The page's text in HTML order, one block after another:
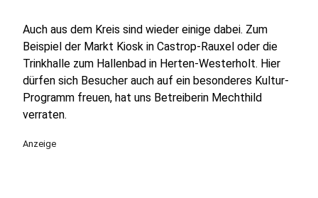
Auch aus dem Kreis sind wieder einige dabei. Zum
Beispiel der Markt Kiosk in Castrop-Rauxel oder die
Trinkhalle zum Hallenbad in Herten-Westerholt. Hier
dürfen sich Besucher auch auf ein besonderes Kultur-
Programm freuen, hat uns Betreiberin Mechthild
verraten.
Anzeige